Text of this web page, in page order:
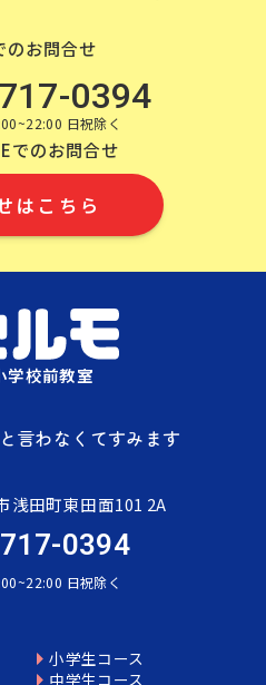
のお問合せ
0394
日祝除く
でのお問合せ
はこちら
学校前教室
言わなくてすみます
浅田町東田面101 2A
0394
日祝除く
小学生コース
中学生コース